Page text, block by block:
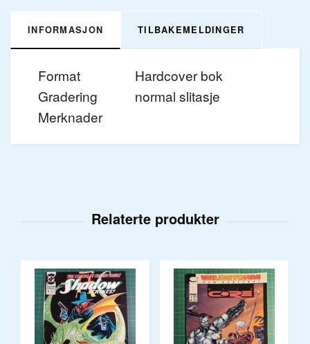
INFORMASJON TILBAKEMELDINGER
Format
Hardcover bok
Gradering
normal slitasje
Merknader